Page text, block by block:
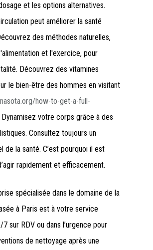
et les options alternatives.
peut améliorer la santé
des méthodes naturelles,
et l'exercice, pour
Découvrez des vitamines
le bien-être des hommes en visitant
how-to-get-a-full-
Dynamisez votre corps grâce à des
Consultez toujours un
de la santé. C’est pourquoi il est
rapidement et efficacement.
spécialisée dans le domaine de la
à Paris est à votre service
sur RDV ou dans l’urgence pour
de nettoyage après une